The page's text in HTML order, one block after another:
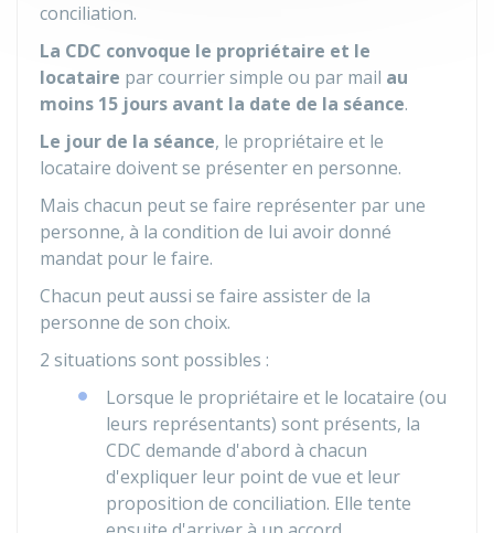
conciliation.
La CDC convoque le propriétaire et le
locataire par courrier simple ou par mail au
moins 15 jours avant la date de la séance.
Le jour de la séance, le propriétaire et le
locataire doivent se présenter en personne.
Mais chacun peut se faire représenter par une
personne, à la condition de lui avoir donné
mandat pour le faire.
Chacun peut aussi se faire assister de la
personne de son choix.
2 situations sont possibles :
Lorsque le propriétaire et le locataire (ou
leurs représentants) sont présents, la
CDC demande d'abord à chacun
d'expliquer leur point de vue et leur
proposition de conciliation. Elle tente